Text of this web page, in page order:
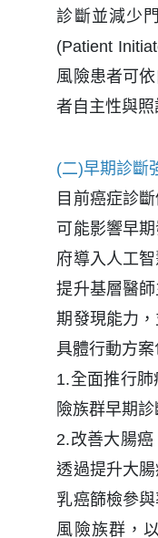
診斷並減少
(Patient
風險患者可
者自主性與照
(二)早期診斷
目前癌症診
可能影響早
府導入人工
提升基層醫
期發現能力
具體行動方案
1.全面推行
險族群早期診
2.改善大腸癌
透過提升大
乳癌篩檢參
風險族群，